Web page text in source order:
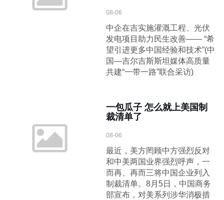
08-06
中企在吉实施灌溉工程、光伏
发电项目助力民生改善—— “希
望引进更多中国经验和技术”(中
国—吉尔吉斯斯坦媒体高质量
共建“一带一路”联合采访)
一包瓜子 怎么就上美国制
裁清单了
08-06
最近，美方罔顾中方强烈反对
和中美两国业界强烈呼声，一
而再、再而三将中国企业列入
制裁清单。8月5日，中国商务
部宣布，对美系列涉华消极措